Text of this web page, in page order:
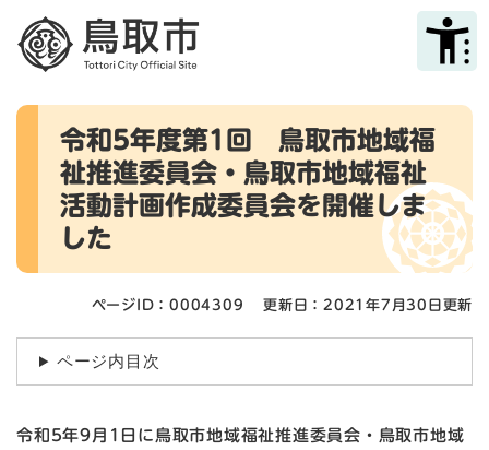
メニューを飛ばして本文へ
本
令和5年度第1回 鳥取市地域福
祉推進委員会・鳥取市地域福祉
活動計画作成委員会を開催しま
した
ページID：0004309 更新日：2021年7月30日更新
ページ内目次
令和5年9月1日に鳥取市地域福祉推進委員会・鳥取市地域